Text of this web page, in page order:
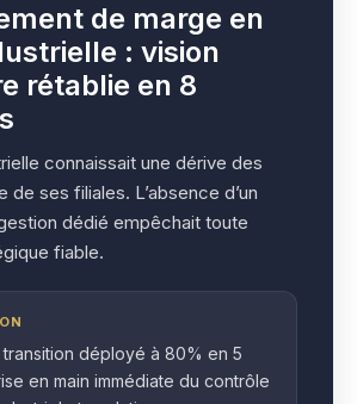
de marge en
: vision
rétablie en 8
connaissait une dérive des
de ses filiales. L’absence d’un
dédié empêchait toute
fiable.
déployé à 80% en 5
en main immédiate du contrôle